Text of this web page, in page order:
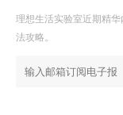
理想生活实验室近期精
法攻略。